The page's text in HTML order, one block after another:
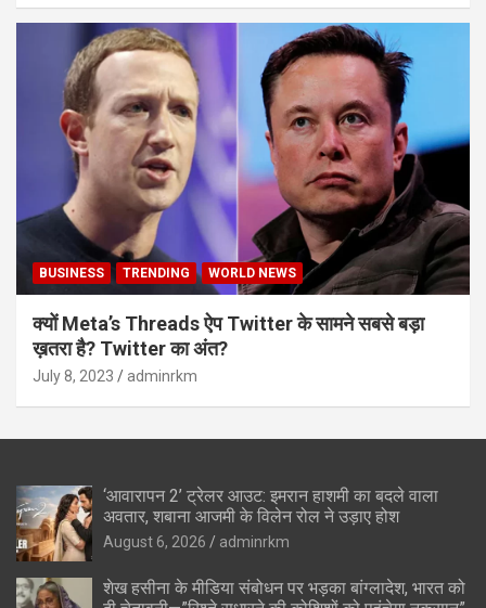
BUSINESS TRENDING WORLD NEWS
क्यों Meta’s Threads ऐप Twitter के सामने सबसे बड़ा
ख़तरा है? Twitter का अंत?
July 8, 2023 adminrkm
‘आवारापन 2’ ट्रेलर आउट: इमरान हाशमी का बदले वाला
अवतार, शबाना आजमी के विलेन रोल ने उड़ाए होश
August 6, 2026 adminrkm
शेख हसीना के मीडिया संबोधन पर भड़का बांग्लादेश, भारत को